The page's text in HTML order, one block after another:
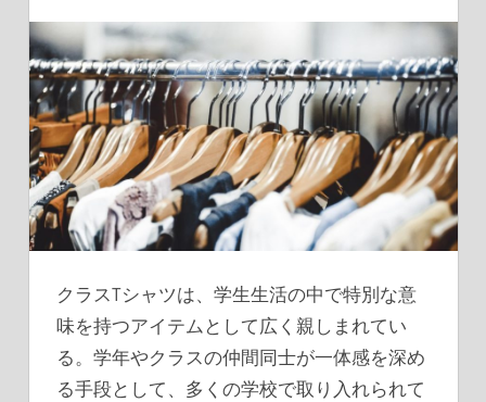
クラスTシャツは、学生生活の中で特別な意
味を持つアイテムとして広く親しまれてい
る。 学年やクラスの仲間同士が一体感を深め
る手段として、多くの学校で取り入れられて